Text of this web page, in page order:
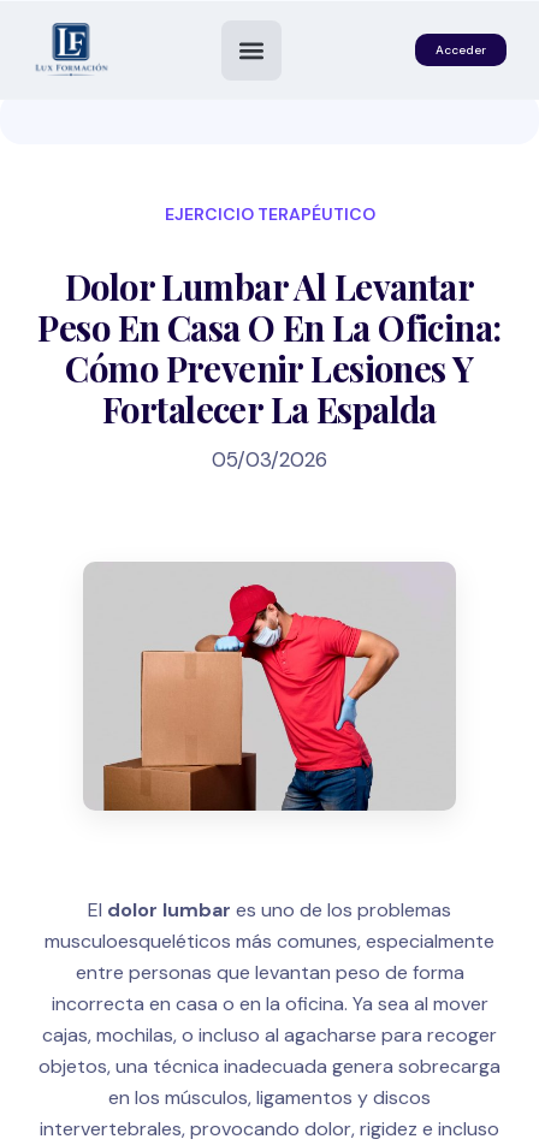
Acceder
EJERCICIO TERAPÉUTICO
Dolor Lumbar Al Levantar
Peso En Casa O En La Oficina:
Cómo Prevenir Lesiones Y
Fortalecer La Espalda
05/03/2026
El dolor lumbar es uno de los problemas
musculoesqueléticos más comunes, especialmente
entre personas que levantan peso de forma
incorrecta en casa o en la oficina. Ya sea al mover
cajas, mochilas, o incluso al agacharse para recoger
objetos, una técnica inadecuada genera sobrecarga
en los músculos, ligamentos y discos
intervertebrales, provocando dolor, rigidez e incluso